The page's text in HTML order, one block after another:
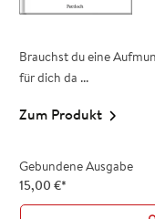
Brauchst du eine
für dich da ...
Zum Produkt
Gebundene Ausgabe
15,00 €*